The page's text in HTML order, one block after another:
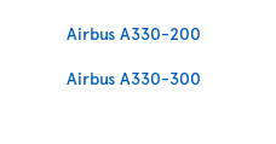
Airbus A330-200
Airbus A330-300